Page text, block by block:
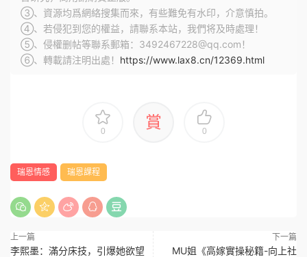
③、資源均爲網絡搜集而來，有些難免有水印，介意慎拍。
④、若侵犯到您的權益，請聯系本站，我們将及時處理！
⑤、侵權删帖等聯系郵箱：3492467228@qq.com！
⑥、轉載請注明出處！ https://www.lax8.cn/12369.html
0 賞 0
瑞恩情感 瑞恩課程
上一篇
李熙墨：滿分床技，引爆她欲望
下一篇
MU姐《高嫁實操秘籍-向上社